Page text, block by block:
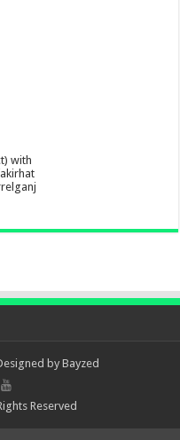
with
byBayzed
Reserved